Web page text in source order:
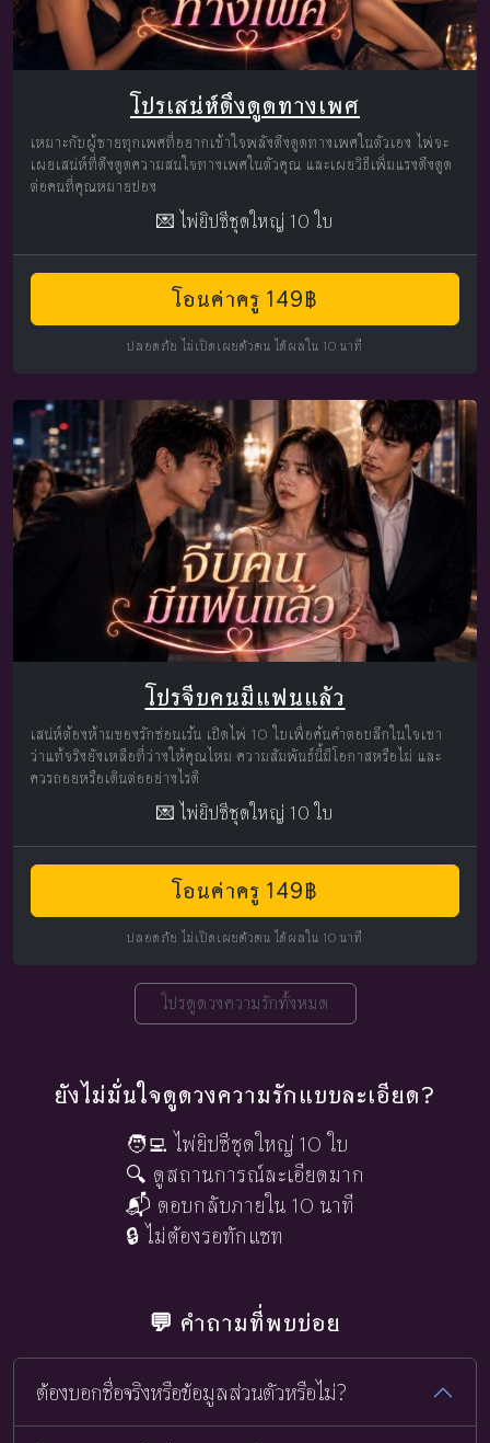
โปรเสน่ห์ดึงดูดทางเพศ
เหมาะกับผู้ชายทุกเพศที่อยากเข้าใจพลังดึงดูดทางเพศในตัวเอง ไพ่จะ
เผยเสน่ห์ที่ดึงดูดความสนใจทางเพศในตัวคุณ และเผยวิธีเพิ่มแรงดึงดูด
ต่อคนที่คุณหมายปอง
💌 ไพ่ยิปซีชุดใหญ่ 10 ใบ
โอนค่าครู 149฿
ปลอดภัย ไม่เปิดเผยตัวตน ได้ผลใน 10 นาที
โปรจีบคนมีแฟนแล้ว
เสน่ห์ต้องห้ามของรักซ่อนเร้น เปิดไพ่ 10 ใบเพื่อค้นคำตอบลึกในใจเขา
ว่าแท้จริงยังเหลือที่ว่างให้คุณไหม ความสัมพันธ์นี้มีโอกาสหรือไม่ และ
ควรถอยหรือเดินต่ออย่างไรดี
💌 ไพ่ยิปซีชุดใหญ่ 10 ใบ
โอนค่าครู 149฿
ปลอดภัย ไม่เปิดเผยตัวตน ได้ผลใน 10 นาที
โปรดูดวงความรักทั้งหมด
ยังไม่มั่นใจดูดวงความรักแบบละเอียด?
🧑‍💻 ไพ่ยิปซีชุดใหญ่ 10 ใบ
🔍 ดูสถานการณ์ละเอียดมาก
📬 ตอบกลับภายใน 10 นาที
🔒 ไม่ต้องรอทักแชท
💬 คำถามที่พบบ่อย
ต้องบอกชื่อจริงหรือข้อมูลส่วนตัวหรือไม่?